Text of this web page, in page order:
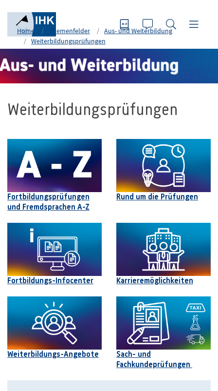
Home Themenfelder
Aus- und Weiterbildung
Weiterbildungsprüfungen
Weiterbildungsprüfungen
Fortbildungsprüfungen
und Fremdsprachen A-Z
Rund um die Prüfungen
Fortbildungs-Infocenter Karrieremöglichkeiten
Weiterbildungs-Angebote
Sach- und
Fachkundeprüfungen